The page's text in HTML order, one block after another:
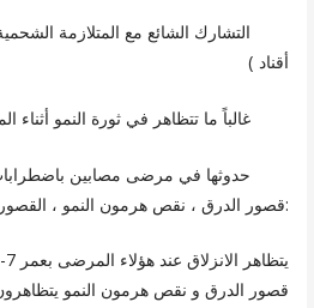
التشارك الشائع مع المتلازمة
أقناد )
غالباً ما تتظاهر في ثورة النمو أثناء
حدوثها في مرضى مصابين باضطرابات
:قصور الدرق ، نقص هرمون النمو ،